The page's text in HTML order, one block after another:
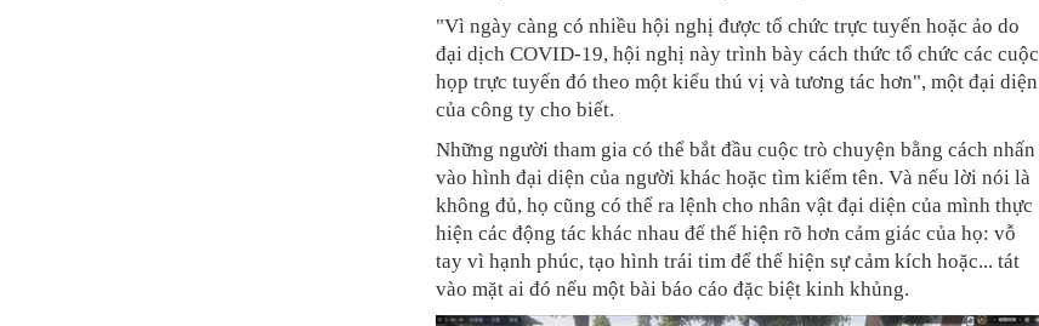
"Vì ngày càng có nhiều hội nghị được tổ chức trực tuyến hoặc ảo do
đại dịch COVID-19, hội nghị này trình bày cách thức tổ chức các cuộc
họp trực tuyến đó theo một kiểu thú vị và tương tác hơn", một đại diện
của công ty cho biết.
Những người tham gia có thể bắt đầu cuộc trò chuyện bằng cách nhấn
vào hình đại diện của người khác hoặc tìm kiếm tên. Và nếu lời nói là
không đủ, họ cũng có thể ra lệnh cho nhân vật đại diện của mình thực
hiện các động tác khác nhau để thể hiện rõ hơn cảm giác của họ: vỗ
tay vì hạnh phúc, tạo hình trái tim để thể hiện sự cảm kích hoặc... tát
vào mặt ai đó nếu một bài báo cáo đặc biệt kinh khủng.